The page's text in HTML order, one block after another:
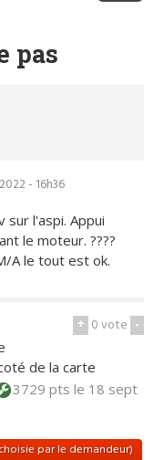
pas
- 16h36
sur l'aspi. Appui
le moteur. ????
A le tout est ok.
+ 0vote -
de la carte
3729 ptsle 18 sept
par le demandeur)